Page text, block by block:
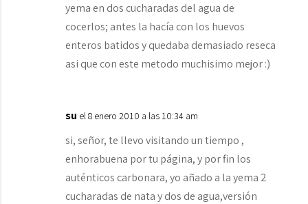
yema en dos cucharadas del agua de
cocerlos; antes la hacía con los huevos
enteros batidos y quedaba demasiado reseca
asi que con este metodo muchisimo mejor :)
su el 8 enero 2010 a las 10:34 am
si, señor, te llevo visitando un tiempo ,
enhorabuena por tu página, y por fin los
auténticos carbonara, yo añado a la yema 2
cucharadas de nata y dos de agua,versión